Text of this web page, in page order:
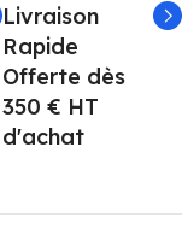
Livraison
Rapide
Offerte dès
350 € HT
d'achat